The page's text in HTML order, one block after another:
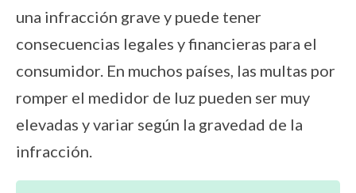
una infracción grave y puede tener
consecuencias legales y financieras para el
consumidor. En muchos países, las multas por
romper el medidor de luz pueden ser muy
elevadas y variar según la gravedad de la
infracción.